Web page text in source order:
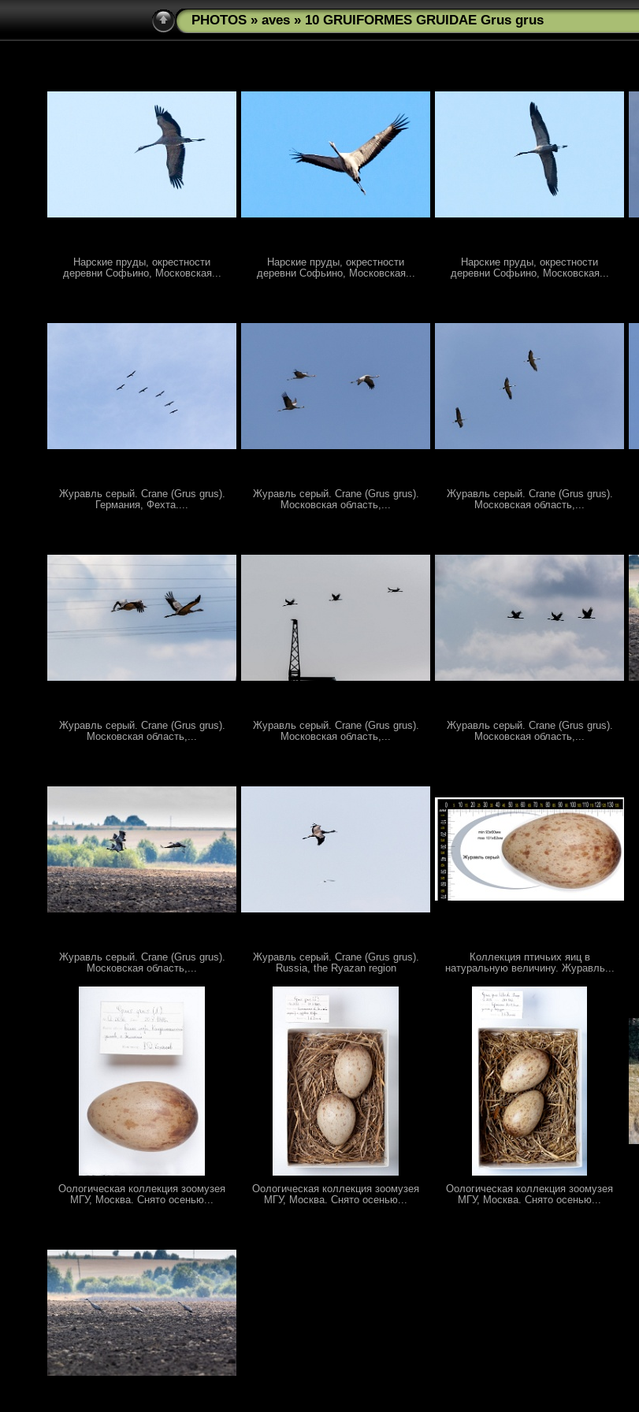
PHOTOS » aves » 10 GRUIFORMES GRUIDAE Grus grus
Нарские пруды, окрестности
деревни Софьино, Московская...
Нарские пруды, окрестности
деревни Софьино, Московская...
Нарские пруды, окрестности
деревни Софьино, Московская...
Журавль серый. Crane (Grus grus).
Германия, Фехта....
Журавль серый. Crane (Grus grus).
Московская область,...
Журавль серый. Crane (Grus grus).
Московская область,...
Журавль серый. Crane (Grus grus).
Московская область,...
Журавль серый. Crane (Grus grus).
Московская область,...
Журавль серый. Crane (Grus grus).
Московская область,...
Журавль серый. Crane (Grus grus).
Московская область,...
Журавль серый. Crane (Grus grus).
Russia, the Ryazan region
Коллекция птичьих яиц в
натуральную величину. Журавль...
Оологическая коллекция зоомузея
МГУ, Москва. Снято осенью...
Оологическая коллекция зоомузея
МГУ, Москва. Снято осенью...
Оологическая коллекция зоомузея
МГУ, Москва. Снято осенью...